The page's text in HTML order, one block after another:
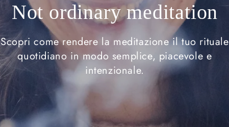
Not ordinary meditation
Scopri come rendere la meditazione il tuo rituale
quotidiano in modo semplice, piacevole e
intenzionale.